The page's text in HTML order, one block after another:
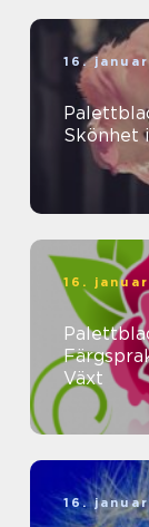
16.
Skönhet
16.
Växt
16.